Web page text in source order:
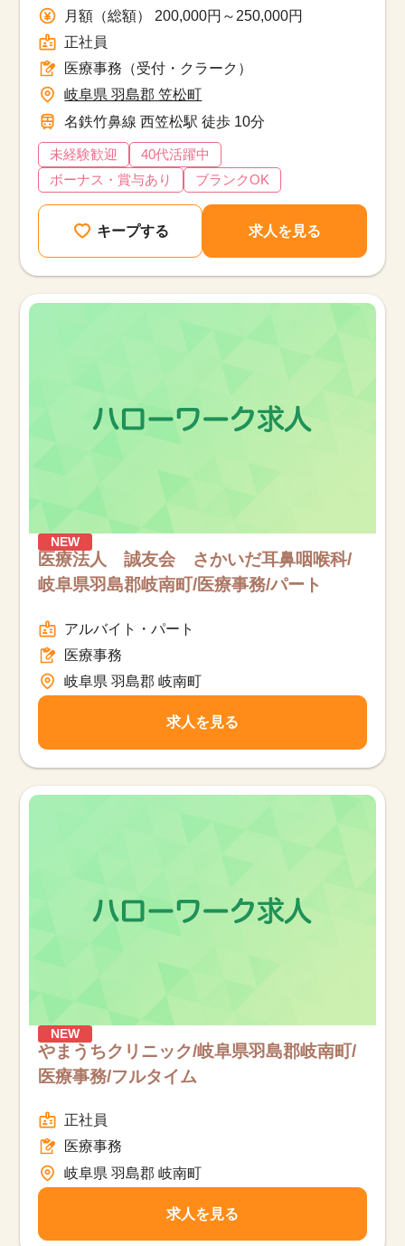
生／車通勤可◎
月額（総額） 200,000円～250,000円
正社員
医療事務（受付・クラーク）
岐阜県 羽島郡 笠松町
名鉄竹鼻線 西笠松駅 徒歩 10分
未経験歓迎
40代活躍中
ボーナス・賞与あり
ブランクOK
キープする 求人を見る
NEW
医療法人 誠友会 さかいだ耳鼻咽喉科/
岐阜県羽島郡岐南町/医療事務/パート
アルバイト・パート
医療事務
岐阜県 羽島郡 岐南町
求人を見る
NEW
やまうちクリニック/岐阜県羽島郡岐南町/
医療事務/フルタイム
正社員
医療事務
岐阜県 羽島郡 岐南町
求人を見る